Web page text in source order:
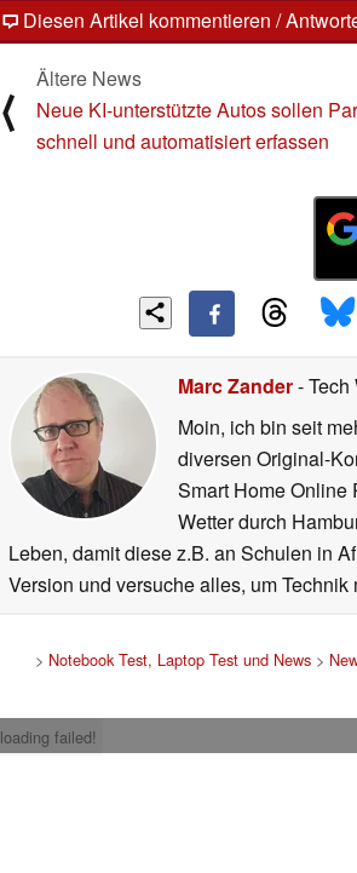
Diesen Artikel kommentieren /
⟨
Ältere News
Neue KI-unterstützte Autos sollen
schnell und automatisiert erfassen
Marc Zander- Tech
Moin, ich bin seit
diversen Original-
Smart Home Online
Wetter durch
Leben, damit diese z.B. an Schulen in
Version und versuche alles, um
> Notebook Test, Laptop Test und News>
loading failed!